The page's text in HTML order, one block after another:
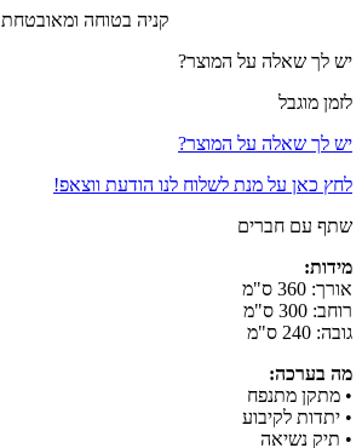
קניה בטוחה ומאובטחת
יש לך שאלה על המוצר?
לזמן מוגבל
יש לך שאלה על המוצר?
לחץ כאן על מנת לשלוח לנו הודעת ווצאפ!
שתף עם חברים
מידות:
אורך: 360 ס"מ
רוחב: 300 ס"מ
גובה: 240 ס"מ
מה בערכה:
• מתקן מתנפח
• יתדות לקיבוע
• תיק נשיאה